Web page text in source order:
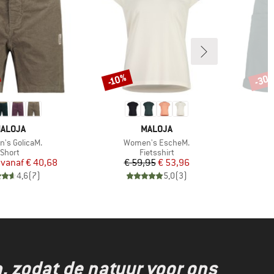
GolicaM.
Productgroep
Short
Prijs
Verlaagde prijs
vanaf€ 40,68
4,6(7)
MERK
MALOJA
Artikel
Women's EscheM.
Productgroep
Fietsshirt
Prijs
€ 59,95Verlaagde prijs
€ 53,96
5,0(3)
Korting
-10% -
zodat de natuur voor ons